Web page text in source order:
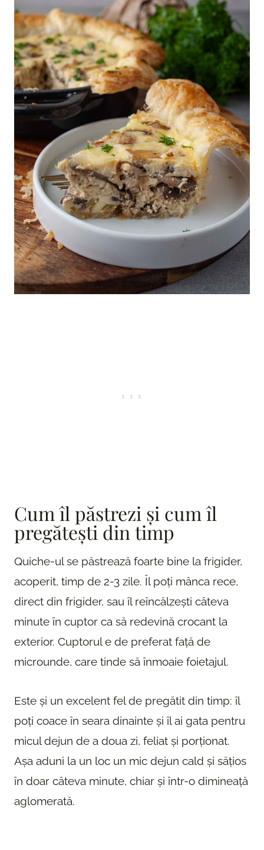
Cum îl păstrezi și cum îl
pregătești din timp
Quiche-ul se păstrează foarte bine la frigider,
acoperit, timp de 2-3 zile. Îl poți mânca rece,
direct din frigider, sau îl reîncălzești câteva
minute în cuptor ca să redevină crocant la
exterior. Cuptorul e de preferat față de
microunde, care tinde să înmoaie foietajul.
Este și un excelent fel de pregătit din timp: îl
poți coace în seara dinainte și îl ai gata pentru
micul dejun de a doua zi, feliat și porționat.
Așa aduni la un loc un mic dejun cald și sățios
în doar câteva minute, chiar și într-o dimineață
aglomerată.